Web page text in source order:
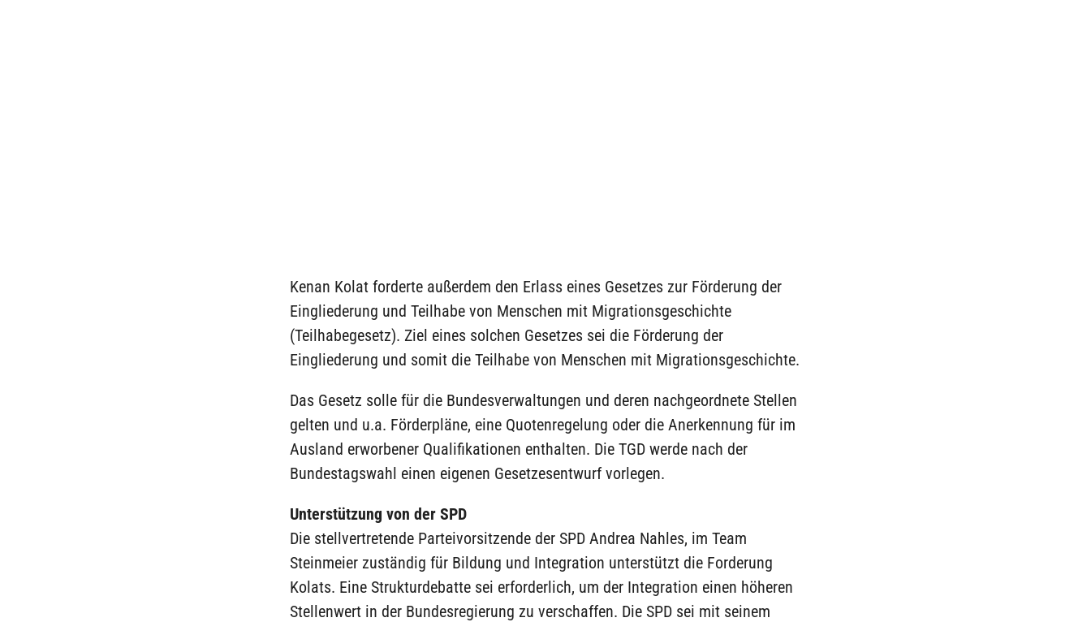
Kenan Kolat forderte außerdem den Erlass eines Gesetzes zur Förderung der
Eingliederung und Teilhabe von Menschen mit Migrationsgeschichte
(Teilhabegesetz). Ziel eines solchen Gesetzes sei die Förderung der
Eingliederung und somit die Teilhabe von Menschen mit Migrationsgeschichte.
Das Gesetz solle für die Bundesverwaltungen und deren nachgeordnete Stellen
gelten und u.a. Förderpläne, eine Quotenregelung oder die Anerkennung für im
Ausland erworbener Qualifikationen enthalten. Die TGD werde nach der
Bundestagswahl einen eigenen Gesetzesentwurf vorlegen.
Unterstützung von der SPD
Die stellvertretende Parteivorsitzende der SPD Andrea Nahles, im Team
Steinmeier zuständig für Bildung und Integration unterstützt die Forderung
Kolats. Eine Strukturdebatte sei erforderlich, um der Integration einen höheren
Stellenwert in der Bundesregierung zu verschaffen. Die SPD sei mit seinem